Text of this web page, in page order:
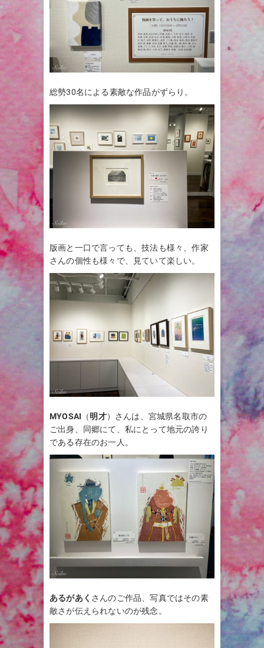
総勢30名による素敵な作品がずらり。
版画と一口で言っても、技法も様々、作家
さんの個性も様々で、見ていて楽しい。
MYOSAI （明才）さんは、宮城県名取市の
ご出身、同郷にて、私にとって地元の誇り
である存在のお一人。
あるがあく さんのご作品、写真ではその素
敵さが伝えられないのが残念。